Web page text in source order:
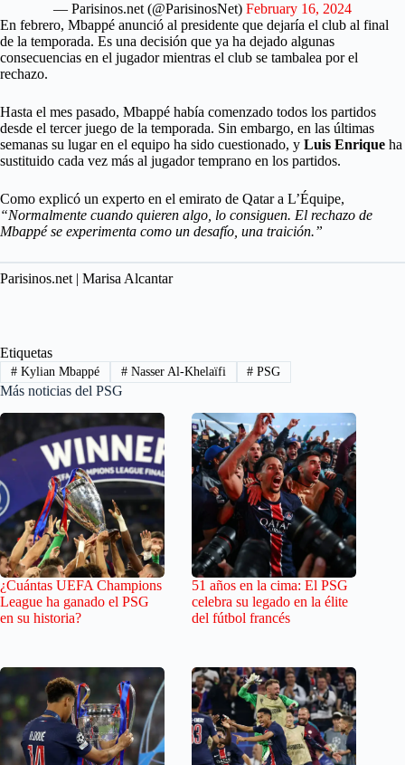
— Parisinos.net (@ParisinosNet) February 16, 2024
En febrero, Mbappé anunció al presidente que dejaría el club al final
de la temporada. Es una decisión que ya ha dejado algunas
consecuencias en el jugador mientras el club se tambalea por el
rechazo.
Hasta el mes pasado, Mbappé había comenzado todos los partidos
desde el tercer juego de la temporada. Sin embargo, en las últimas
semanas su lugar en el equipo ha sido cuestionado, y Luis Enrique ha
sustituido cada vez más al jugador temprano en los partidos.
Como explicó un experto en el emirato de Qatar a L’Équipe,
“Normalmente cuando quieren algo, lo consiguen. El rechazo de
Mbappé se experimenta como un desafío, una traición.”
Parisinos.net | Marisa Alcantar
Etiquetas
#Kylian Mbappé #Nasser Al-Khelaïfi # PSG
Más noticias del PSG
¿Cuántas UEFA Champions
League ha ganado el PSG
en su historia?
51 años en la cima: El PSG
celebra su legado en la élite
del fútbol francés